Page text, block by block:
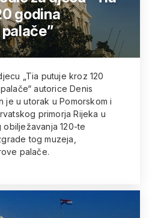
godina
„Tia putuje kroz 120
autorice Denis
je u utorak u Pomorskom i
primorja Rijeka u
120-te
tog muzeja,
palače.